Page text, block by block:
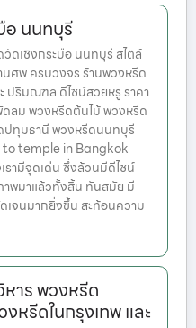
อ นนทบุรี
ดเชิงกระบือ นนทบุรี สไตล์
ศพ ครบวงจร ร้านพวงหรีด
ปริมณฑล ดีไซน์สวยหรู ราคา
ลม พวงหรีดต้นไม้ พวงหรีด
ปทุมธานี พวงหรีดนนทบุรี
temple in Bangkok
รามีจุดเด่น ซึ่งล้วนมีดีไซน์
พมาแล้วทั้งสิ้น ทันสมัย มี
เจนมากยิ่งขึ้น สะท้อนความ
าร พวงหรีด
หรีดในกรุงเทพ และ